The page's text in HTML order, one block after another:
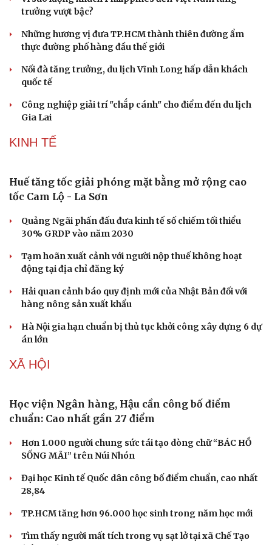
Tinh hoa võ Việt: Từ miền đất võ vươn ra thế giới
“Spider-Man: Brand New Day” dẫn đầu doanh số phòng
vé Mỹ
Phong slư - “thư tình” bằng dân ca của người Tày
“Tiếp sức” cho công nghiệp văn hóa: Phát huy hiệu quả
Quỹ Văn hóa, nghệ thuật
Phó huyện trưởng của Hàn Quốc quảng bá lễ hội truyền
DU LỊCH
Thổ cẩm Chăm Mỹ Nghiệp: Từ ngôn ngữ văn hóa
đến sản phẩm du lịch độc đáo
Vì sao lượng khách Philippines đến Việt Nam tăng
trưởng vượt bậc?
Những hương vị đưa TP.HCM thành thiên đường ẩm
thực đường phố hàng đầu thế giới
Nối đà tăng trưởng, du lịch Vĩnh Long hấp dẫn khách
quốc tế
Công nghiệp giải trí "chắp cánh" cho điểm đến du lịch
KINH TẾ